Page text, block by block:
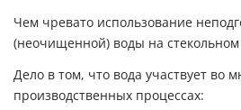
Чем чревато использование
(неочищенной) воды на стекольном
Дело в том, что вода участвует во
производственных процессах: